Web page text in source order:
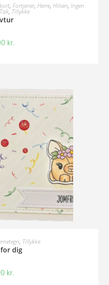
, Fortjener, Herre, Hilsen, Ingen
Tak, Tillykke
kr.
, Tillykke
dig
kr.